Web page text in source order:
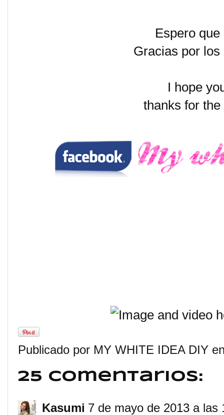
Espero
Gracias por
I hope
thanks for
Publicado por MY WHITE IDEA DIY
25 comentarios:
Kasumi 7 de mayo de 2013 a las